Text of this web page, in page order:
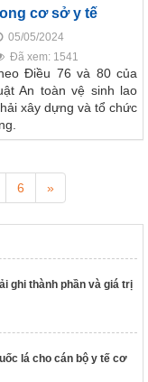
cơ sở y tế
05/05/2024
Đã xem: 1541
Điều 76 và 80 của
An toàn vệ sinh lao
xây dựng và tổ chức
6 »
ghi thành phần và giá trị
lá cho cán bộ y tế cơ
biện pháp thi hành
của Chính phủ
hành Luật Xử lý
theo Nghị định số
của Chính phủ và
12 năm 2021
pháp xử lý hành
hành chính về